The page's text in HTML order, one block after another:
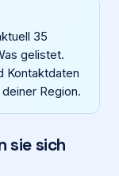
35
gelistet.
Kontaktdaten
Region.
sie sich